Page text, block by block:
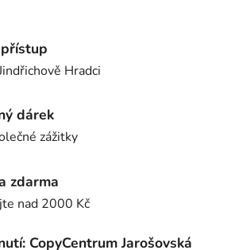
Hradci
dárek
zážitky
zdarma
nad 2000 Kč
CopyCentrum Jarošovská